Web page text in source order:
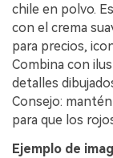
chile en polvo.
con el crema
para precios,
Combina con
detalles
Consejo:
para que los
Ejemplo de